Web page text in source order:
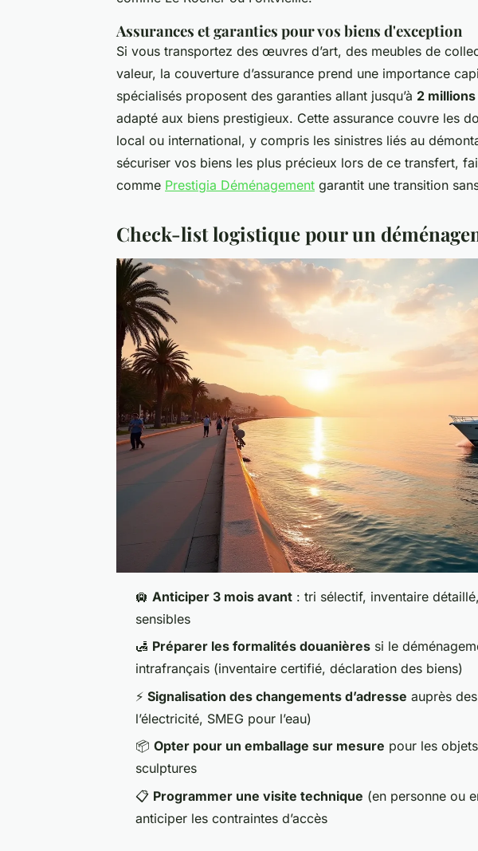
Assurances et garanties pour vos biens d'exception
Si vous transportez des œuvres d’art, des meubles de
valeur, la couverture d’assurance prend une importance
spécialisés proposent des garanties allant jusqu’à 2 millions
adapté aux biens prestigieux. Cette assurance couvre les
local ou international, y compris les sinistres liés au
sécuriser vos biens les plus précieux lors de ce transfert,
comme Prestigia Déménagement garantit une transition
Check-list logistique pour un
🛄 Anticiper 3 mois avant : tri sélectif, inventaire
sensibles
🛃 Préparer les formalités douanières si le
intrafrançais (inventaire certifié, déclaration des biens)
⚡ Signalisation des changements d’adresse auprès
l’électricité, SMEG pour l’eau)
📦 Opter pour un emballage sur mesure pour les
sculptures
📋 Programmer une visite technique (en personne ou
anticiper les contraintes d’accès